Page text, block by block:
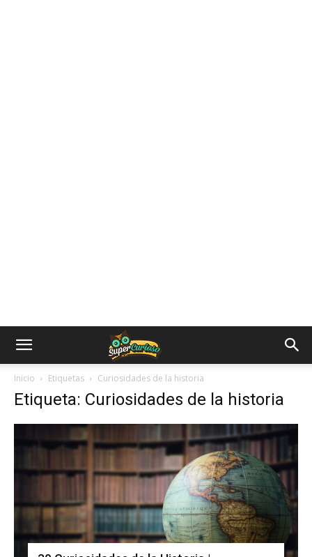
Inicio Etiquetas Curiosidades de la historia
Etiqueta: Curiosidades de la historia